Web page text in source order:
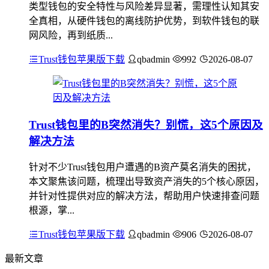
类型钱包的安全特性与风险差异显著，需理性认知其安
全真相，从硬件钱包的离线防护优势，到软件钱包的联
网风险，再到纸质...
Trust钱包苹果版下载 qbadmin 992 2026-08-07
Trust钱包里的B突然消失？别慌，这5个原因及
解决方法
针对不少Trust钱包用户遭遇的B资产莫名消失的困扰，
本文聚焦该问题，梳理出导致资产消失的5个核心原因，
并针对性提供对应的解决方法，帮助用户快速排查问题
根源，掌...
Trust钱包苹果版下载 qbadmin 906 2026-08-07
最新文章